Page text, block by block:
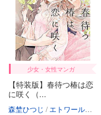
少女・女性マンガ
【特装版】春待つ椿は恋
に咲く（...
森埜ひつじ エトワール編集部